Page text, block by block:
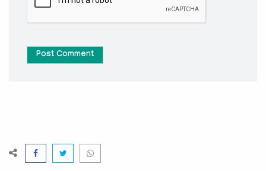
Post Comment